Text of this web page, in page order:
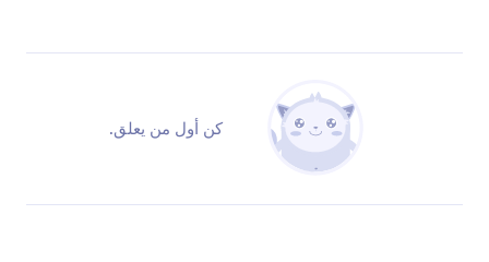
كن أول من يعلق.